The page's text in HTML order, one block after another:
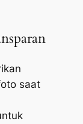
saat